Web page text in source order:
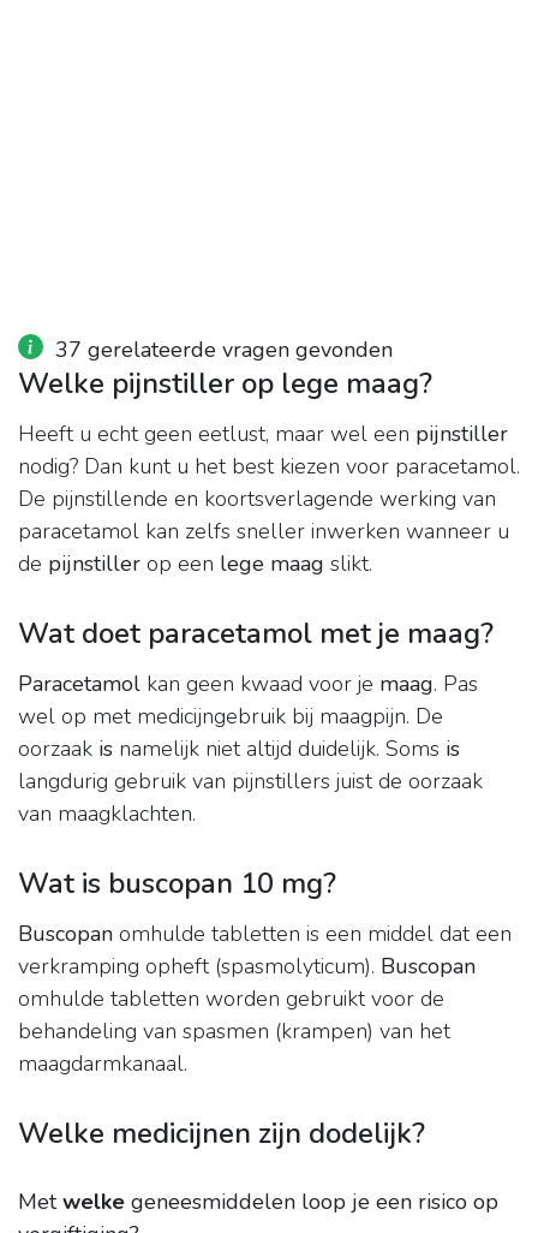
37 gerelateerde vragen gevonden
Welke pijnstiller op lege maag?
Heeft u echt geen eetlust, maar wel een pijnstiller
nodig? Dan kunt u het best kiezen voor paracetamol.
De pijnstillende en koortsverlagende werking van
paracetamol kan zelfs sneller inwerken wanneer u
de pijnstiller op een lege maag slikt.
Wat doet paracetamol met je maag?
Paracetamol kan geen kwaad voor je maag. Pas
wel op met medicijngebruik bij maagpijn. De
oorzaak is namelijk niet altijd duidelijk. Soms is
langdurig gebruik van pijnstillers juist de oorzaak
van maagklachten.
Wat is buscopan 10 mg?
Buscopan omhulde tabletten is een middel dat een
verkramping opheft (spasmolyticum). Buscopan
omhulde tabletten worden gebruikt voor de
behandeling van spasmen (krampen) van het
maagdarmkanaal.
Welke medicijnen zijn dodelijk?
Metwelke geneesmiddelen loop je een risico op